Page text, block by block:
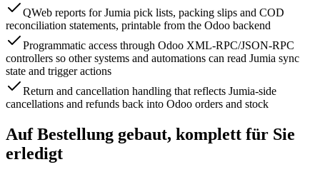
QWeb reports for Jumia pick lists, packing slips and COD
reconciliation statements, printable from the Odoo backend
Programmatic access through Odoo XML-RPC/JSON-RPC
controllers so other systems and automations can read Jumia sync
state and trigger actions
Return and cancellation handling that reflects Jumia-side
cancellations and refunds back into Odoo orders and stock
Auf Bestellung gebaut, komplett für Sie
erledigt